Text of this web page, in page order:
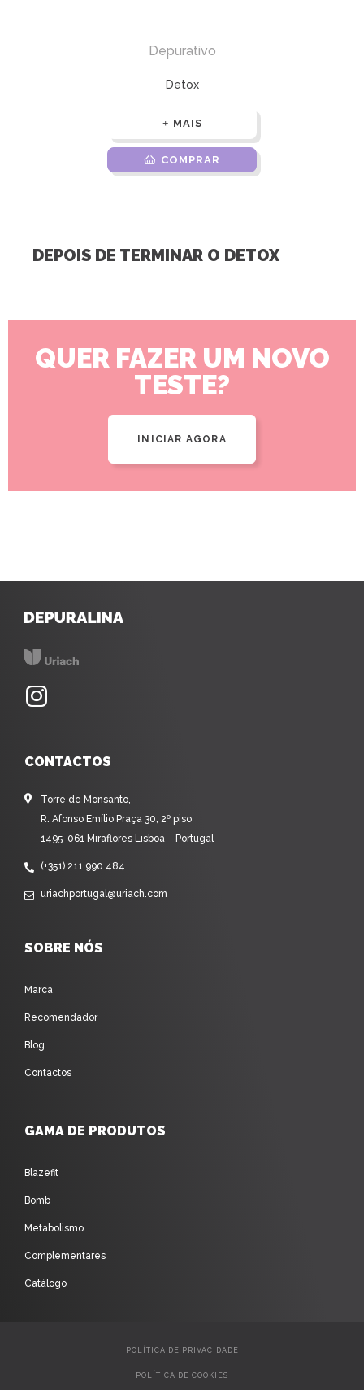
Depurativo
Detox
MAIS
COMPRAR
DEPOIS DE TERMINAR O DETOX
QUER FAZER UM NOVO
TESTE?
INICIAR AGORA
CONTACTOS
Torre de Monsanto,
R. Afonso Emílio Praça 30, 2º piso
1495-061 Miraflores Lisboa – Portugal
(+351) 211 990 484
uriachportugal@uriach.com
SOBRE NÓS
Marca
Recomendador
Blog
Contactos
GAMA DE PRODUTOS
Blazefit
Bomb
Metabolismo
Complementares
Catálogo
POLÍTICA DE PRIVACIDADE
POLÍTICA DE COOKIES